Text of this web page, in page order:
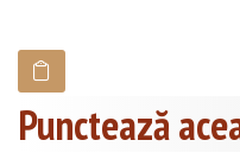
Punctează